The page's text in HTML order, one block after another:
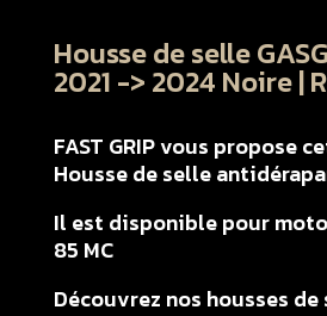
Housse de selle
2021 -> 2024 Noire |
FAST GRIP vous propose
Housse de selle
Il est disponible pour
85 MC
Découvrez nos housses